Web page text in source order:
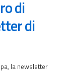
di
di
la newsletter